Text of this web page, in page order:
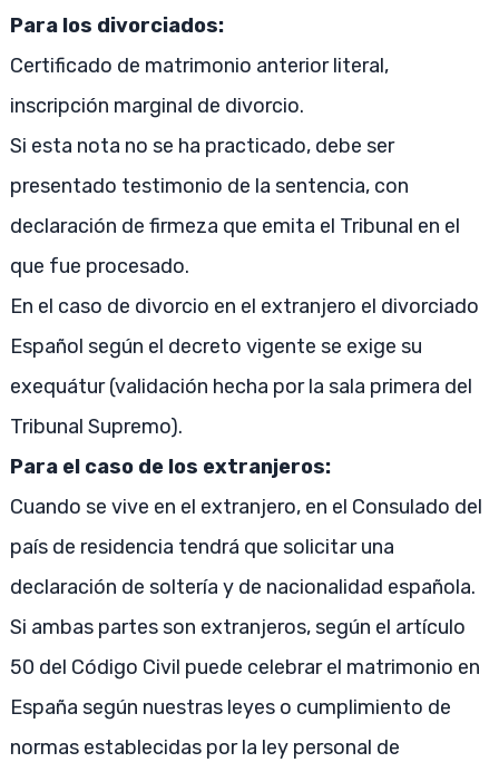
Para los divorciados:
Certificado de matrimonio anterior literal,
inscripción marginal de divorcio.
Si esta nota no se ha practicado, debe ser
presentado testimonio de la sentencia, con
declaración de firmeza que emita el Tribunal en el
que fue procesado.
En el caso de divorcio en el extranjero el divorciado
Español según el decreto vigente se exige su
exequátur (validación hecha por la sala primera del
Tribunal Supremo).
Para el caso de los extranjeros:
Cuando se vive en el extranjero, en el Consulado del
país de residencia tendrá que solicitar una
declaración de soltería y de nacionalidad española.
Si ambas partes son extranjeros, según el artículo
50 del Código Civil puede celebrar el matrimonio en
España según nuestras leyes o cumplimiento de
normas establecidas por la ley personal de